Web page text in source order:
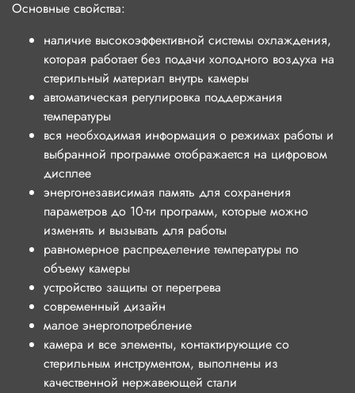
Основные свойства:
наличие высокоэффективной системы охлаждения,
которая работает без подачи холодного воздуха на
стерильный материал внутрь камеры
автоматическая регулировка поддержания
температуры
вся необходимая информация о режимах работы и
выбранной программе отображается на цифровом
дисплее
энергонезависимая память для сохранения
параметров до 10-ти программ, которые можно
изменять и вызывать для работы
равномерное распределение температуры по
объему камеры
устройство защиты от перегрева
современный дизайн
малое энергопотребление
камера и все элементы, контактирующие со
стерильным инструментом, выполнены из
качественной нержавеющей стали